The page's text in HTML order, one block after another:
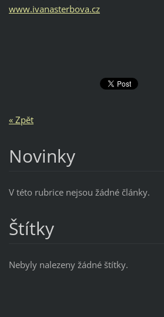
www.ivanasterbova.cz
« Zpět
Novinky
V této rubrice nejsou žádné články.
Štítky
Nebyly nalezeny žádné štítky.